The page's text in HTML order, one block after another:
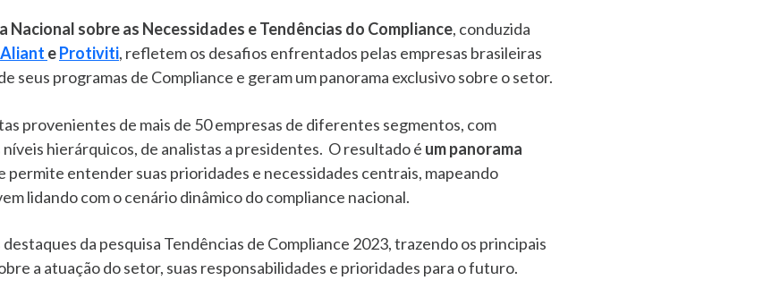
Nacional sobre as Necessidades e Tendências do Compliance, conduzida
Aliant eProtiviti, refletem os desafios enfrentados pelas empresas brasileiras
seus programas de Compliance e geram um panorama exclusivo sobre o setor.
provenientes de mais de 50 empresas de diferentes segmentos, com
hierárquicos, de analistas a presidentes. O resultado é um panorama
permite entender suas prioridades e necessidades centrais, mapeando
lidando com o cenário dinâmico do compliance nacional.
destaques da pesquisa Tendências de Compliance 2023, trazendo os principais
a atuação do setor, suas responsabilidades e prioridades para o futuro.